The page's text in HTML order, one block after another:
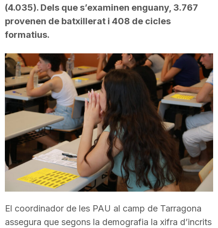
e
T
a
a
g
(4.035). Dels que s’examinen enguany, 3.767
provenen de batxillerat i 408 de cicles
formatius.
El coordinador de les PAU al camp de Tarragona
assegura que segons la demografia la xifra d’incrits